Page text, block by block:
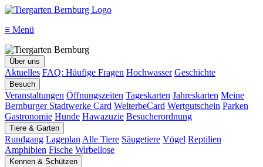
≡ Menü
Über uns
Aktuelles FAQ: Häufige Fragen Hochwasser Geschichte
Besuch
Veranstaltungen Öffnungszeiten Tageskarten Jahreskarten Meine
Bernburger Stadtwerke Card WelterbeCard Wertgutschein Parken
Gastronomie Hunde Hawazuzie Besucherordnung
Tiere & Garten
Rundgang Lageplan Alle Tiere Säugetiere Vögel Reptilien
Amphibien Fische Wirbellose
Kennen & Schützen